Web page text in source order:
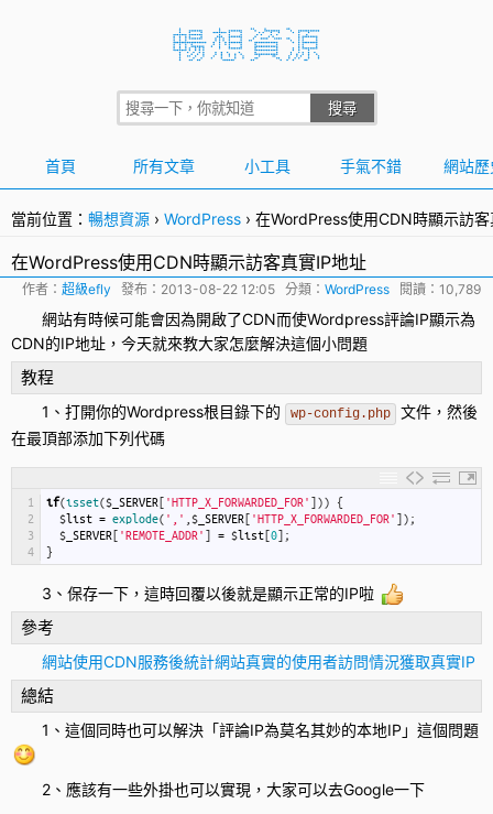
首頁 所有文章 小工具 手氣不錯 網站歷
當前位置： 暢想資源 › WordPress › 在WordPress使用CDN時顯示訪
在WordPress使用CDN時顯示訪客真實IP地址
作者： 超級efly 發布： 2013-08-22 12:05 分類： WordPress 閱讀：10,789
網站有時候可能會因為開啟了CDN而使Wordpress評論IP顯示為
CDN的IP地址，今天就來教大家怎麼解決這個小問題
教程
1、打開你的Wordpress根目錄下的 wp-config.php
文件，然後
在最頂部添加下列代碼
1
2
3
4
if(isset($ _SERVER[ 'HTTP_X_FORWARDED_FOR' ] ))
{
$list = explode( ',' $ _SERVER[ 'HTTP_X_FORWARDED_FOR' ] ) ;
$ _SERVER[ 'REMOTE_ADDR' ] = $list[0] ;
}
3、保存一下，這時回覆以後就是顯示正常的IP啦
參考
網站使用CDN服務後統計網站真實的使用者訪問情況獲取真實IP
總結
1、這個同時也可以解決「評論IP為莫名其妙的本地IP」這個問題
2、應該有一些外掛也可以實現，大家可以去Google一下